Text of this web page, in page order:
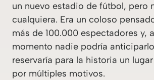
un nuevo estadio de fútbol, pero
cualquiera. Era un coloso
más de 100.000 espectadores y,
momento nadie podría
reservaría para la historia un
por múltiples motivos.